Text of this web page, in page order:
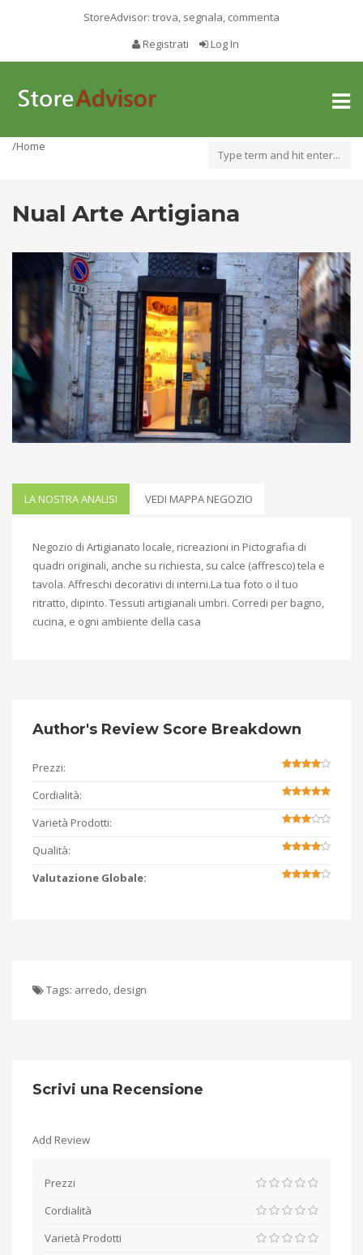
StoreAdvisor: trova, segnala, commenta
Registrati
Log In
Toggle
/Home
Nual Arte Artigiana
LA NOSTRA ANALISI VEDI MAPPA NEGOZIO
Negozio di Artigianato locale, ricreazioni in Pictografia di
quadri originali, anche su richiesta, su calce (affresco) tela e
tavola. Affreschi decorativi di interni.La tua foto o il tuo
ritratto, dipinto. Tessuti artigianali umbri. Corredi per bagno,
cucina, e ogni ambiente della casa
Author's Review Score Breakdown
Prezzi:
Cordialità:
Varietà Prodotti:
Qualità:
Valutazione Globale:
Tags: arredo, design
Scrivi una Recensione
Add Review
Prezzi
Cordialità
Varietà Prodotti